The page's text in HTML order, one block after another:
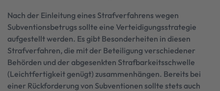
Nach der Einleitung eines Strafverfahrens wegen
Subventionsbetrugs sollte eine Verteidigungsstrategie
aufgestellt werden. Es gibt Besonderheiten in diesen
Strafverfahren, die mit der Beteiligung verschiedener
Behörden und der abgesenkten Strafbarkeitsschwelle
(Leichtfertigkeit genügt) zusammenhängen. Bereits bei
einer Rückforderung von Subventionen sollte stets auch